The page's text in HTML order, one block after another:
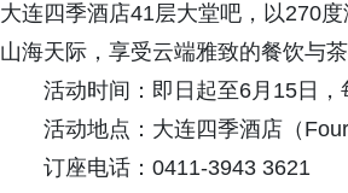
大连四季酒店41层大堂吧，以270
山海天际，享受云端雅致的餐饮与
活动时间：即日起至6月15日
活动地点：大连四季酒店（
订座电话：0411-3943 3621